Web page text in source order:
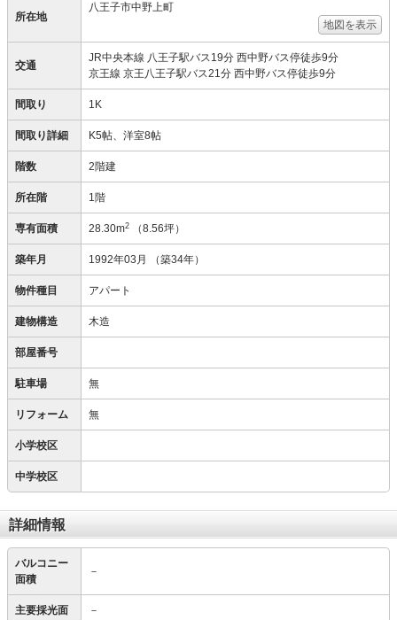
所在地
八王子市中野上町
地図を表示
交通
JR中央本線 八王子駅バス19分 西中野バス停徒歩9分
京王線 京王八王子駅バス21分 西中野バス停徒歩9分
間取り 1K
間取り詳細 K5帖、洋室8帖
階数 2階建
所在階 1階
専有面積 28.30m2 （8.56坪）
築年月 1992年03月 （築34年）
物件種目 アパート
建物構造 木造
部屋番号
駐車場 無
リフォーム 無
小学校区
中学校区
詳細情報
バルコニー
面積
－
主要採光面 －